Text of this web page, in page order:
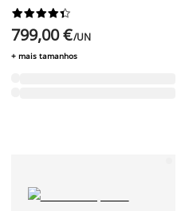






799,00 €/UN
+ mais tamanhos